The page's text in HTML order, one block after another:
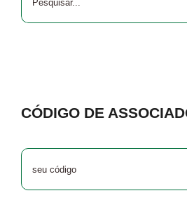
resultados
CÓDIGO DE